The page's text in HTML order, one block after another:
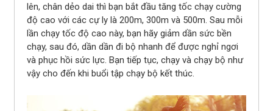
lên, chân dẻo dai thì bạn bắt đầu tăng tốc chạy cường
độ cao với các cự ly là 200m, 300m và 500m. Sau mỗi
lần chạy tốc độ cao này, bạn hãy giảm dần sức bền
chạy, sau đó, dần dần đi bộ nhanh để được nghỉ ngơi
và phục hồi sức lực. Bạn tiếp tục, chạy và chạy bộ như
vậy cho đến khi buổi tập chạy bộ kết thúc.